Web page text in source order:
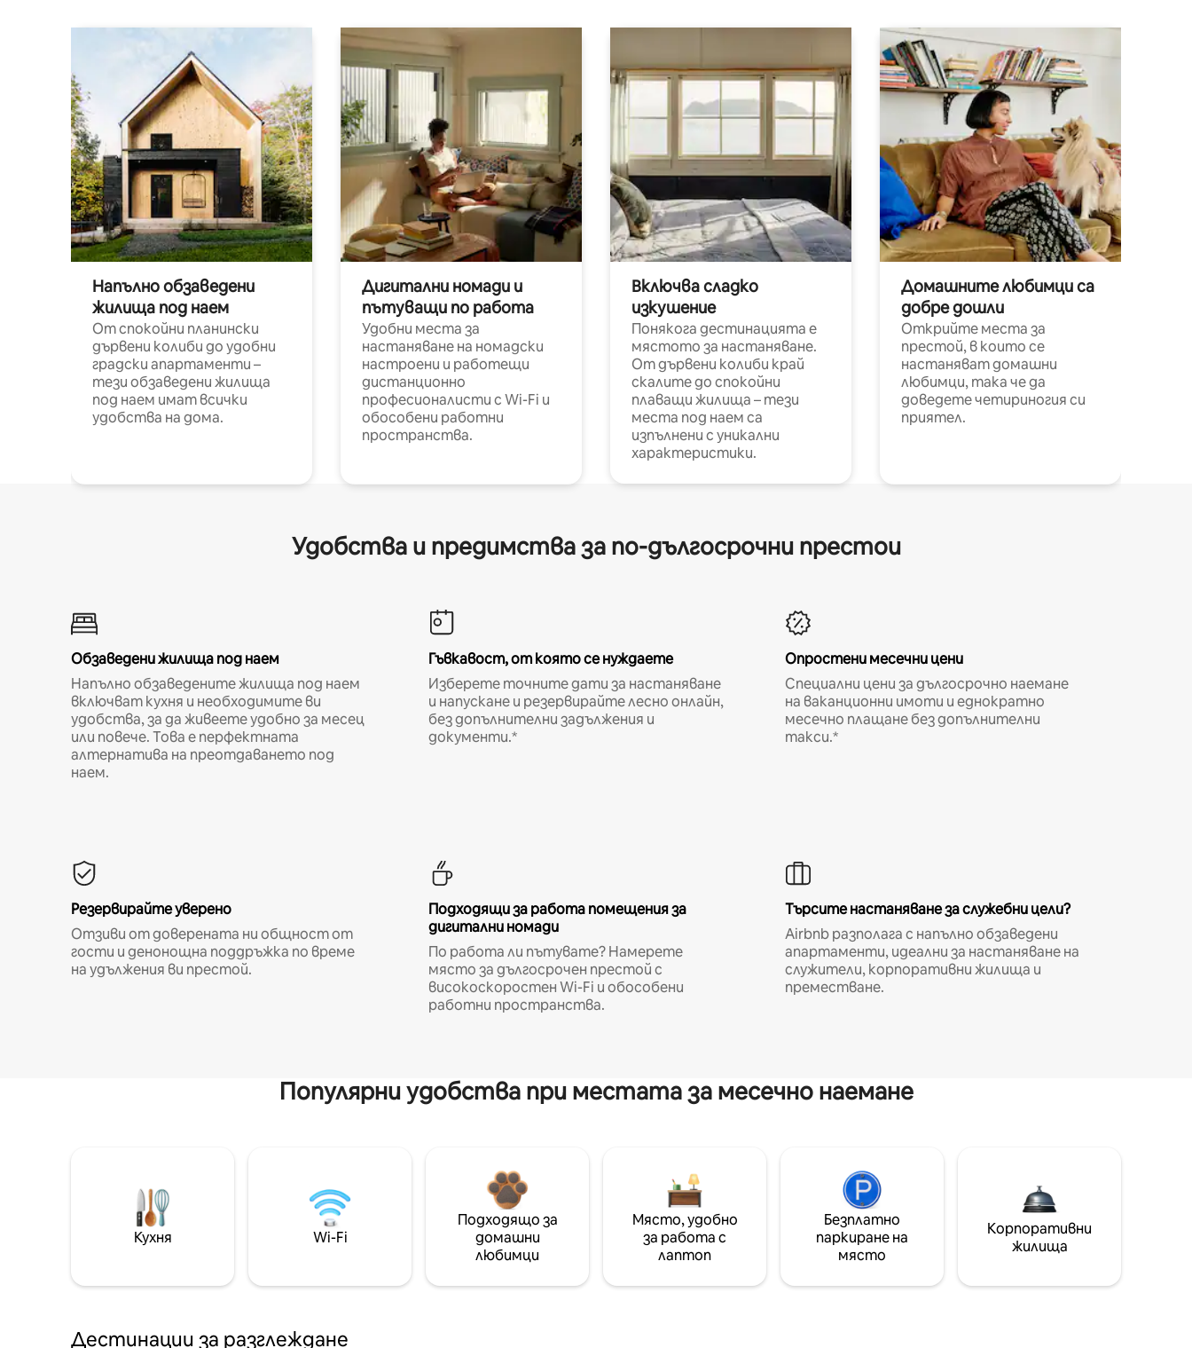
Напълно обзаведени
жилища под наем
От спокойни планински
дървени колиби до удобни
градски апартаменти –
тези обзаведени жилища
под наем имат всички
удобства на дома.
Дигитални номади и
пътуващи по работа
Удобни места за
настаняване на номадски
настроени и работещи
дистанционно
професионалисти с Wi-Fi и
обособени работни
пространства.
Включва сладко
изкушение
Понякога дестинацията е
мястото за настаняване.
От дървени колиби край
скалите до спокойни
плаващи жилища – тези
места под наем са
изпълнени с уникални
характеристики.
Домашните любимци са
добре дошли
Открийте места за
престой, в които се
настаняват домашни
любимци, така че да
доведете четириногия си
приятел.
Удобства и предимства за по-дългосрочни престои
Обзаведени жилища под наем
Напълно обзаведените жилища под наем
включват кухня и необходимите ви
удобства, за да живеете удобно за месец
или повече. Това е перфектната
алтернатива на преотдаването под
наем.
Гъвкавост, от която се нуждаете
Изберете точните дати за настаняване
и напускане и резервирайте лесно онлайн,
без допълнителни задължения и
документи.*
Опростени месечни цени
Специални цени за дългосрочно наемане
на ваканционни имоти и еднократно
месечно плащане без допълнителни
такси.*
Резервирайте уверено
Отзиви от доверената ни общност от
гости и денонощна поддръжка по време
на удължения ви престой.
Подходящи за работа помещения за
дигитални номади
По работа ли пътувате? Намерете
място за дългосрочен престой с
високоскоростен Wi-Fi и обособени
работни пространства.
Търсите настаняване за служебни цели?
Airbnb разполага с напълно обзаведени
апартаменти, идеални за настаняване на
служители, корпоративни жилища и
преместване.
Популярни удобства при местата за месечно наемане
Кухня Wi-Fi
Подходящо за
домашни
любимци
Място, удобно
за работа с
лаптоп
Безплатно
паркиране на
място
Корпоративни
жилища
Дестинации за разглеждане